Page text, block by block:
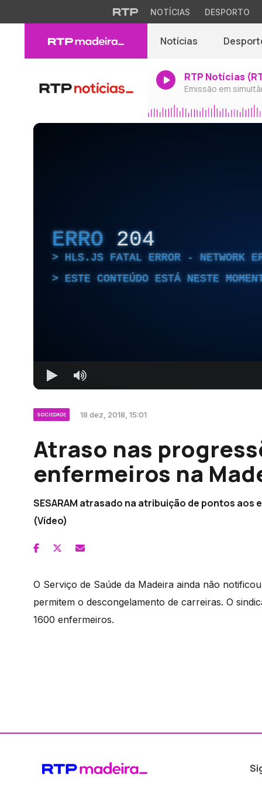
NOTÍCIAS DESPORTO
Notícias
RTP Notícias
Emissão em
ERRO 204
HLS.JS FATAL ERROR - NETWORK
ESTE CONTEÚDO ESTÁ NESTE
SOCIEDADE 18 dez, 2018, 15:01
Atraso nas
enfermeiros na
SESARAM atrasado na atribuição de pontos
(Vídeo)
O Serviço de Saúde da Madeira ainda não
permitem o descongelamento de carreiras. O
1600 enfermeiros.